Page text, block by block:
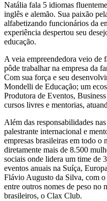
Natália fala 5 idiomas
inglês e alemão. Sua paixão
alfabetizando funcionários da
experiência despertou seu
educação.
A veia empreendedora veio de
pôde trabalhar na empresa da
Com sua força e seu
Mondelli de Educação; um
Produtora de Eventos,
cursos livres e mentorias,
Além das responsabilidades
palestrante internacional e
empresas brasileiras em todo
diretamente mais de 8.500
sociais onde lidera um time de
eventos anuais na Suíça,
Flávio Augusto da Silva, com
entre outros nomes de peso no
brasileiros, o Clax Club.